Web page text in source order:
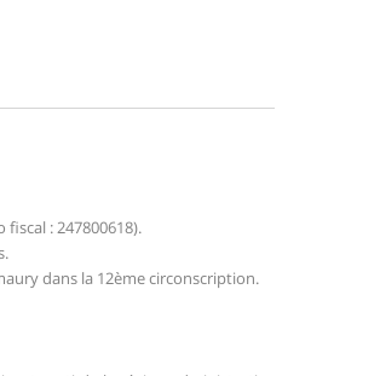
: 247800618).
dans la 12ème circonscription.